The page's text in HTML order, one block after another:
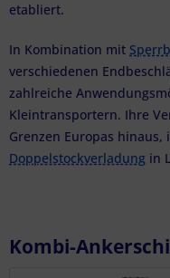
etabliert.
In Kombination mit
verschiedenen
zahlreiche
Kleintransportern. Ihre
Grenzen Europas
Doppelstockverladung in
Kombi-